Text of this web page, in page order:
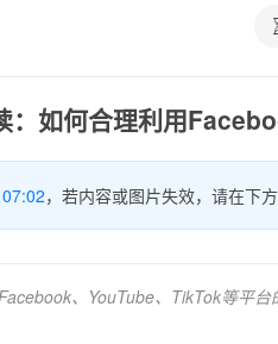
：如何合理利用
，若内容或图片失效，请在下方
、YouTube、TikTok等平